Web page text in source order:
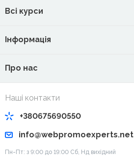
Всі курси
Інформація
Про нас
Наші контакти
+380675690550
info@webpromoexperts.net
Пн-Пт: з 9:00 до 19:00 Cб, Нд вихідний